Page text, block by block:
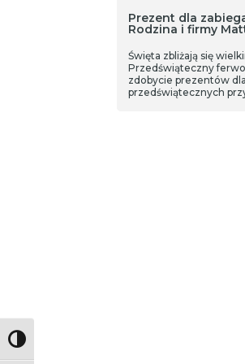
Toggle High Contrast
Prezent dla
Rodzina i firmy
Święta zbliżają się
Przedświąteczny
zdobycie prezentów
przedświątecznych